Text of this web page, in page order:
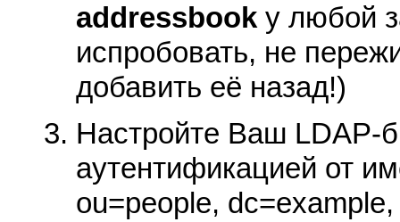
addressbook у любой
испробовать, не
добавить её назад!)
Настройте Ваш LDAP-
аутентификацией от
ou=people,